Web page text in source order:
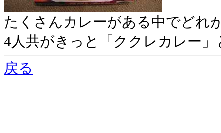
たくさんカレーがある中でどれ
4人共がきっと「ククレカレー
戻る